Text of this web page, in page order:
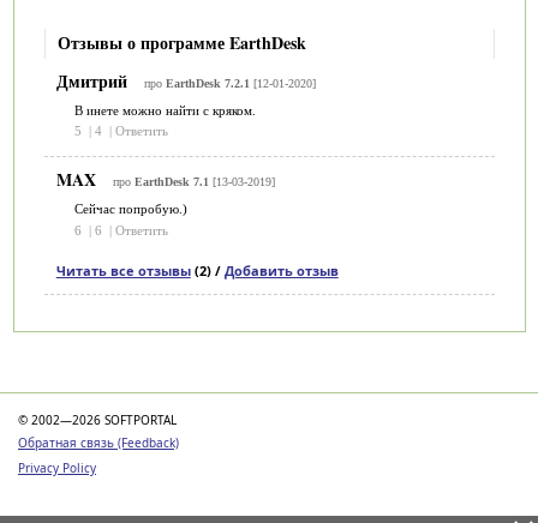
Отзывы о программе EarthDesk
Дмитрий
про EarthDesk 7.2.1 [12-01-2020]
В инете можно найти с кряком.
5
4 Ответить
MAX про EarthDesk 7.1[13-03-2019]
Сейчас попробую.)
6
| 6 | Ответить
Читать все отзывы(2) / Добавить отзыв
© 2002—2026 SOFTPORTAL
Обратная связь (Feedback)
Privacy Policy